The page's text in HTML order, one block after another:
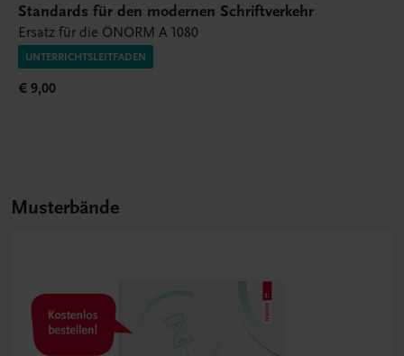
Standards für den modernen Schriftverkehr
Ersatz für die ÖNORM A 1080
UNTERRICHTSLEITFADEN
€ 9,00
Musterbände